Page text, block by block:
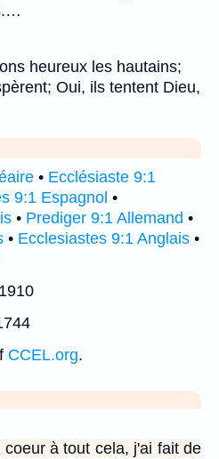
heureux les hautains;
Oui, ils tentent Dieu,
• Ecclésiaste 9:1
9:1 Espagnol •
• Prediger 9:1 Allemand •
• Ecclesiastes 9:1 Anglais •
CCEL.org.
à tout cela, j'ai fait de